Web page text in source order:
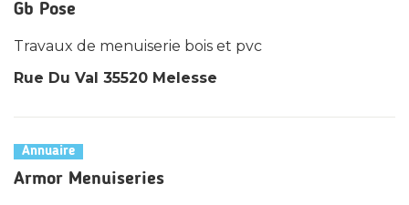
Gb Pose
Travaux de menuiserie bois et pvc
Rue Du Val 35520 Melesse
Annuaire
Armor Menuiseries